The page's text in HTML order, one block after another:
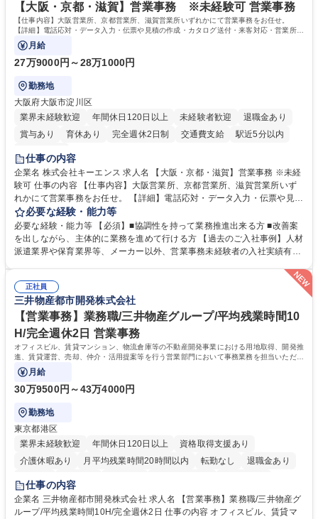
を込めてコミュニケーションをとりながら広報関連業務を行っておりま
す。 学歴・資格 学歴：大学院 大学 高専 短大 専修学校 高校 語学力： 資
格：
【大阪・京都・滋賀】営業事務 ※未経験可 営業事務
【仕事内容】大阪営業所、京都営業所、滋賀営業所いずれかにて営業事務をお任せ。
【詳細】電話応対・データ入力・伝票や見積の作成・カタログ送付・来客対応・営業所内
で発生する事務業務や業務改善をお任せ。
月給
27万9000円～28万1000円
勤務地
大阪府大阪市淀川区
業界未経験歓迎
年間休日120日以上 未経験者歓迎
退職金あり
賞与あり
育休あり 完全週休2日制 交通費支給
駅近5分以内
土日祝休み
仕事の内容
企業名 株式会社キーエンス 求人名 【大阪・京都・滋賀】営業事務 ※未経
験可 仕事の内容 【仕事内容】大阪営業所、京都営業所、滋賀営業所いず
れかにて営業事務をお任せ。 【詳細】電話応対・データ入力・伝票や見積
の作成・カタログ送付・来客対応・営業所内で発生する事務業務や業務改
善をお任せ。 【教育制度】ご入社後、育成担当とペアになりながらOJTに
て業務を覚えていただくことが可能です。業務システムがきちんと構築さ
れているため、スムーズに仕事に慣れることができる環境です。また、
常に改善を目指す風土のため、安心して業務に取り組んでいただけます。
募集職種 【大阪・京都・滋賀】営業事務 ※未経験可
必要な経験・能力等
必要な経験・能力等 【必須】■協調性を持って業務推進出来る方 ■改善案
を出しながら、主体的に業務を進めて行ける方 【過去のご入社事例】人材
派遣業界や保育業界等、メーカー以外、営業事務未経験者の入社実績有
により、キーエンスの付加価値向上に貢献します。ベースの定型業務に加
えて、お客様や社員の状況に合わせ、能動的なサポート、改善の動きも期
待され。組織を支えるスペシャリストとして、チームに貢献し、結果的に
社員から頼られる存在になることができます。平均19:30の退勤以降の業
務の持ち帰りも禁止されており、メリハリのある働き方となります。 学
歴・資格 学歴：大学院 大学 高専 短大 語学力： 資格：
正社員
三井物産都市開発株式会社
【営業事務】業務職/三井物産グループ/平均残業時間10
H/完全週休2日 営業事務
オフィスビル、賃貸マンション、物流倉庫等の不動産開発事業における用地取得、開発推
進、賃貸運営、売却、仲介・活用提案等を行う営業部門において事務業務を担当いただき
ます。
月給
30万9500円～43万4000円
勤務地
東京都港区
業界未経験歓迎
年間休日120日以上
資格取得支援あり
介護休暇あり
月平均残業時間20時間以内 転勤なし
退職金あり
在宅OK
賞与あり
駅近5分以内
土日祝休み 寮・社宅あり
仕事の内容
企業名 三井物産都市開発株式会社 求人名 【営業事務】業務職/三井物産グ
ループ/平均残業時間10H/完全週休2日 仕事の内容 オフィスビル、賃貸マ